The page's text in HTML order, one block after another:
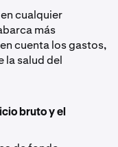
cualquier
más
cuenta los gastos,
la salud del
bruto y el